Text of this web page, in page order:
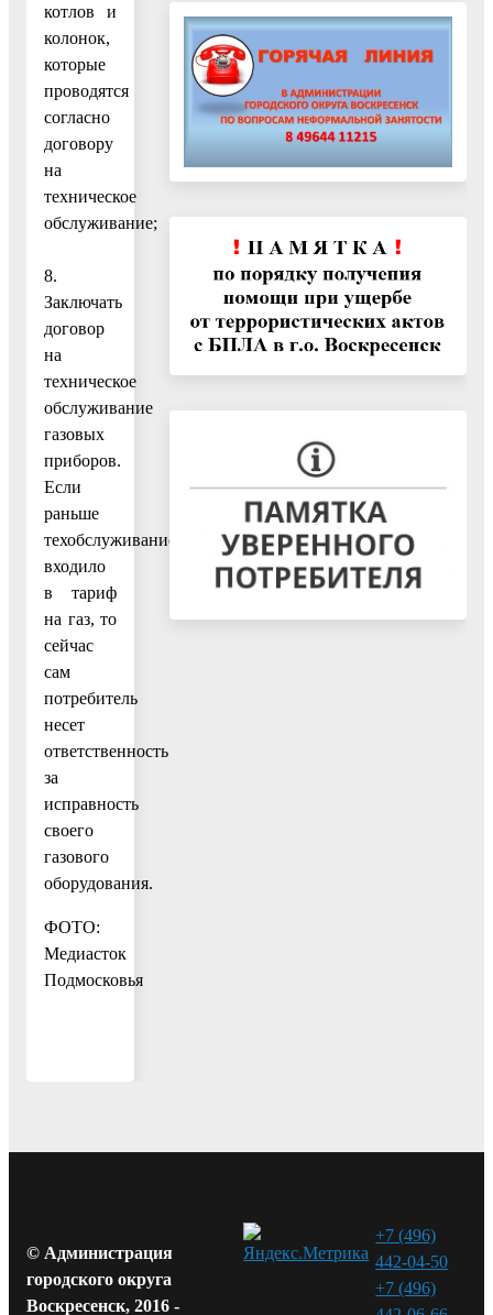
котлов и
колонок,
которые
проводятся
согласно
договору
на
техническое
обслуживание;
8.
Заключать
договор
на
техническое
обслуживание
газовых
приборов.
Если
раньше
техобслуживание
входило
в тариф
на газ, то
сейчас
сам
потребитель
несет
ответственность
за
исправность
своего
газового
оборудования.
ФОТО:
Медиасток
Подмосковья
© Администрация
городского округа
Воскресенск, 2016 -
+7 (496)
442-04-50
+7 (496)